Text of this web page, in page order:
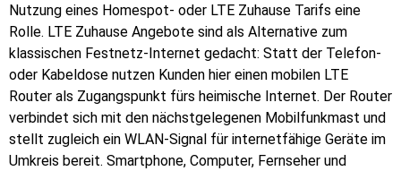
Nutzung eines Homespot- oder LTE Zuhause Tarifs eine
Rolle. LTE Zuhause Angebote sind als Alternative zum
klassischen Festnetz-Internet gedacht: Statt der Telefon-
oder Kabeldose nutzen Kunden hier einen mobilen LTE
Router als Zugangspunkt fürs heimische Internet. Der Router
verbindet sich mit den nächstgelegenen Mobilfunkmast und
stellt zugleich ein WLAN-Signal für internetfähige Geräte im
Umkreis bereit. Smartphone, Computer, Fernseher und